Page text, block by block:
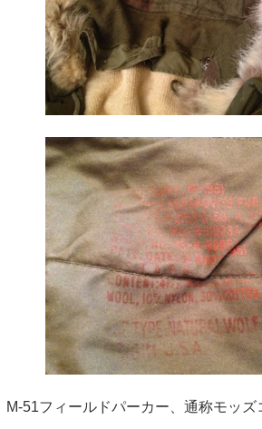
M-51フィールドパーカー、通称モッズ